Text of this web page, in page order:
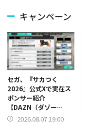
キャンペーン
セガ、『サカつく
2026』公式Xで実在ス
ポンサー紹介
【DAZN（ダゾー
ン）】篇をポスト
2026.08.07 19:00